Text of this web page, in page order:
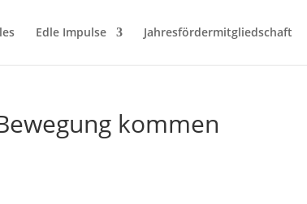
Edle Impulse Jahresfördermitgliedschaft
kommen